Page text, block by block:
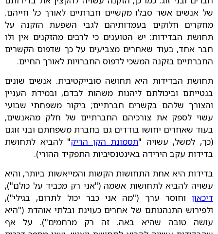
של אנשים אשר סבלו מקשיים חברתיים לאורך כל חייהם.
מחקרים חלוקים בעמדותיהם לגבי השפעת הזקנה על
תחושת הבדידות: יש הטוענים כי לרבים מהזקנים אין ולו
חבר אחד, בעוד שאחרים מצביעים על כך שדפוס הקשרים
החברתיים בזקנה המשכי לדפוס החברויות לאורך החיים.
תחושת הבדידות היא תחושה סובייקטיבית. אנשים שונים
בנטייתם וביכולתם ליהנות משהות לבדם, ובמידת העניין
והצורך שלהם בקשרים חברתיים; ביקור משפחתי שבועי
עשוי לספק את צורכיהם החברתיים של חלק מהאנשים,
בעוד שאחרים יחושו בודדים גם בחברת משפחתם ובני זוגם
(כך, למשל, עשויה "תסמונת הקן הריק" להביא לתחושת
בדידות עקב הירידה באינטנסיביות התפקיד ההורי).
בדידות היא אחת התחושות הקשות והמייאשות ביותר, והיא
עשויה להביא לתחושות אשמה ("אני רק מכביד על כולם"),
דיכאון וחוסר ערך ("מה אני כבר יכול לתרום, בגילי"),
ולפירוש התנהגותם של אחרים כעוינת ובלתי אוהדת ("היא
עושה טובה שהיא באה. זה רק מרחמים"). על אף